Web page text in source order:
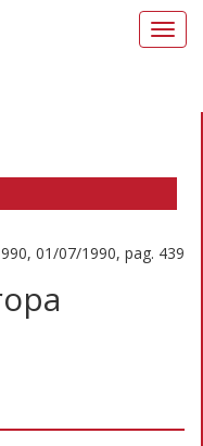
01/07/1990, pag. 439